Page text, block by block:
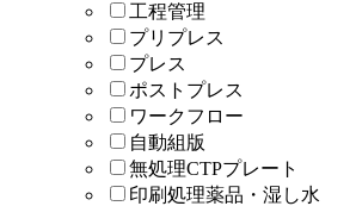
工程管理
プリプレス
プレス
ポストプレス
ワークフロー
自動組版
無処理CTPプレート
印刷処理薬品・湿し水